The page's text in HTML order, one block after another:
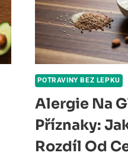
POTRAVINY BEZ LEPKU
Alergie Na
Příznaky:
Rozdíl Od